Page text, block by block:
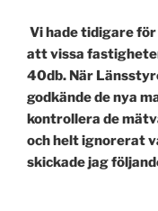
Vi hade tidigare
att vissa
40db. När
godkände de nya
kontrollera de
och helt ignorerat
skickade jag